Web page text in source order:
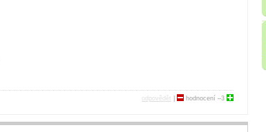
odpovědět hodnocení –3